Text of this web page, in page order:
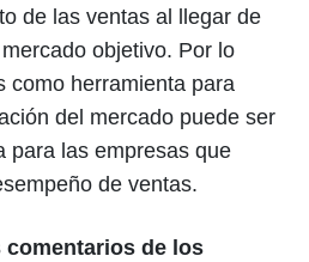
de las ventas al llegar de
objetivo. Por lo
como herramienta para
del mercado puede ser
para las empresas que
de ventas.
comentarios de los